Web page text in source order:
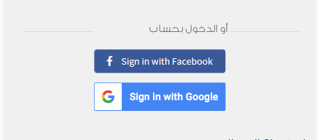
أو الدخول بحساب